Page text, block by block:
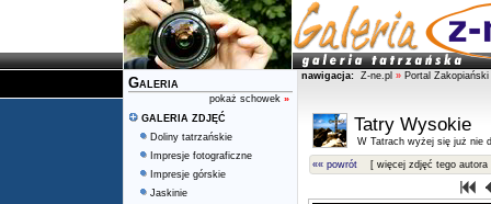
Galeria
pokaż schowek »
GALERIA ZDJĘĆ
Doliny tatrzańskie
Impresje fotograficzne
Impresje górskie
Jaskinie
nawigacja: Z-ne.pl » Portal Zakopiański
Tatry Wysokie
W Tatrach wyżej się już nie
«« powrót [ więcej zdjęć tego autora